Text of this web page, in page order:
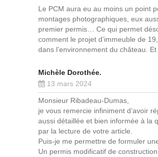
Le PCM aura eu au moins un point
montages photographiques, eux
premier permis… Ce qui permet
comment le projet d’immeuble de
dans l’environnement du château.
Michèle Dorothée.
13 mars 2024
Monsieur Ribadeau-Dumas,
je vous remercie infiniment d’avoir
aussi détaillée et bien informée à la
par la lecture de votre article.
Puis-je me permettre de formuler
Un permis modificatif de